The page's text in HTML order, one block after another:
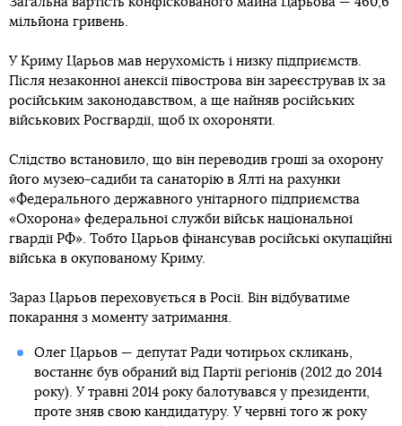
мільйона гривень.
У Криму Царьов мав нерухомість і низку підприємств.
Після незаконної анексії півострова він зареєстрував їх за
російським законодавством, а ще найняв російських
військових Росгвардії, щоб їх охороняти.
Слідство встановило, що він переводив гроші за охорону
його музею-садиби та санаторію в Ялті на рахунки
«Федерального державного унітарного підприємства
«Охорона» федеральної служби військ національної
гвардії РФ». Тобто Царьов фінансував російські окупаційні
війська в окупованому Криму.
Зараз Царьов переховується в Росії. Він відбуватиме
покарання з моменту затримання.
Олег Царьов — депутат Ради чотирьох скликань,
востаннє був обраний від Партії регіонів (2012 до 2014
року). У травні 2014 року балотувався у президенти,
проте зняв свою кандидатуру. У червні того ж року